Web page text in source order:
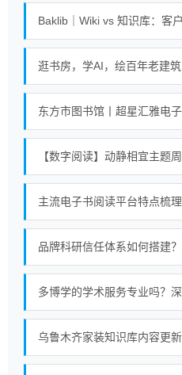
Baklib｜Wiki vs 知识库：客
东方市图书馆丨超星汇雅电
【数字阅读】动静相宜主题
主流电子书阅读平台特点梳理
多博学的学术服务专业吗？
乌鲁木齐家装知识库内容更新